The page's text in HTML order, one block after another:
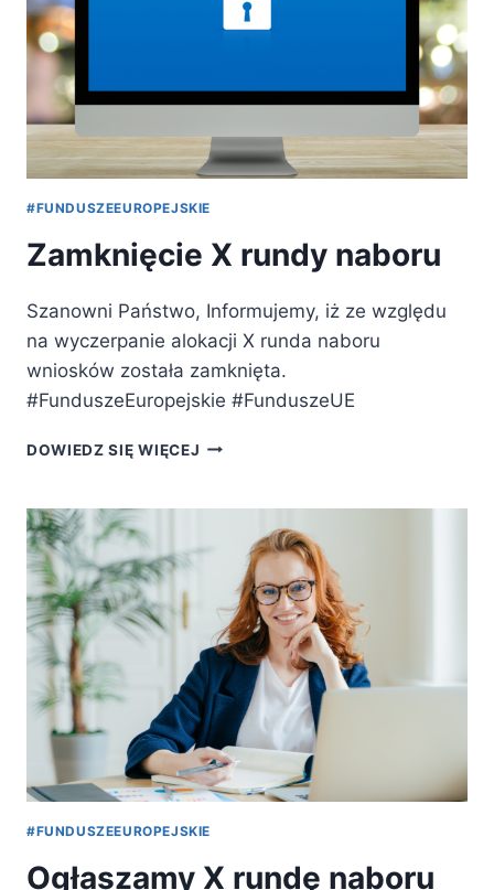
#FUNDUSZEEUROPEJSKIE
Zamknięcie X rundy naboru
Szanowni Państwo, Informujemy, iż ze względu
na wyczerpanie alokacji X runda naboru
wniosków została zamknięta.
#FunduszeEuropejskie #FunduszeUE
DOWIEDZ SIĘ WIĘCEJ ZAMKNIĘCIE
NABORU
#FUNDUSZEEUROPEJSKIE
Ogłaszamy X rundę naboru